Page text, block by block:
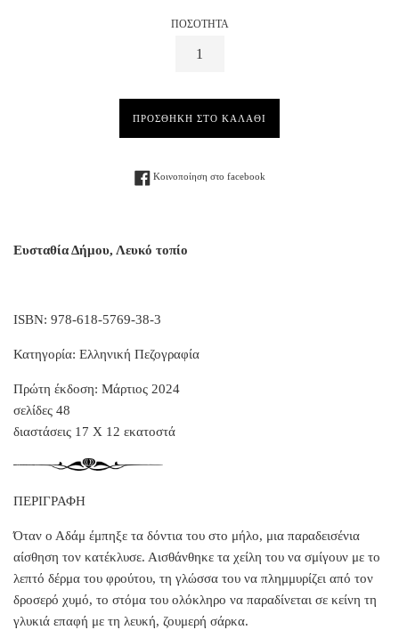
ΠΟΣΟΤΗΤΑ
ΠΡΟΣΘΗΚΗ ΣΤΟ ΚΑΛΑΘΙ
Κοινοποίηση στο facebookFacebook
Ευσταθία Δήμου, Λευκό τοπίο
ISBN: 978-618-5769-38-3
Κατηγορία: Ελληνική Πεζογραφία
Πρώτη έκδοση: Μάρτιος 2024
σελίδες 48
διαστάσεις 17 Χ 12 εκατοστά
ΠΕΡΙΓΡΑΦΗ
Όταν ο Αδάμ έμπηξε τα δόντια του στο μήλο, μια παραδεισένια
αίσθηση τον κατέκλυσε. Αισθάνθηκε τα χείλη του να σμίγουν με το
λεπτό δέρμα του φρούτου, τη γλώσσα του να πλημμυρίζει από τον
δροσερό χυμό, το στόμα του ολόκληρο να παραδίνεται σε κείνη τη
γλυκιά επαφή με τη λευκή, ζουμερή σάρκα.